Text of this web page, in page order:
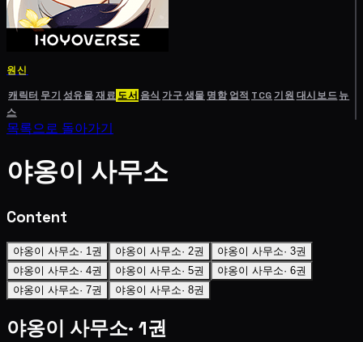
원신
캐릭터 무기 성유물재료도서 음식 가구생물 명함 업적 TCG기원 대시보드뉴
스
목록으로 돌아가기
야옹이 사무소
Content
야옹이 사무소· 1권 야옹이 사무소· 2권
야옹이 사무소· 3권
야옹이 사무소· 4권
야옹이 사무소· 5권
야옹이 사무소· 6권
야옹이 사무소· 7권
야옹이 사무소· 8권
야옹이 사무소· 1권